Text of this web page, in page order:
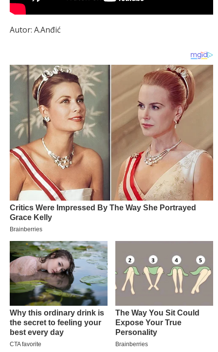
Autor: A.Anđić